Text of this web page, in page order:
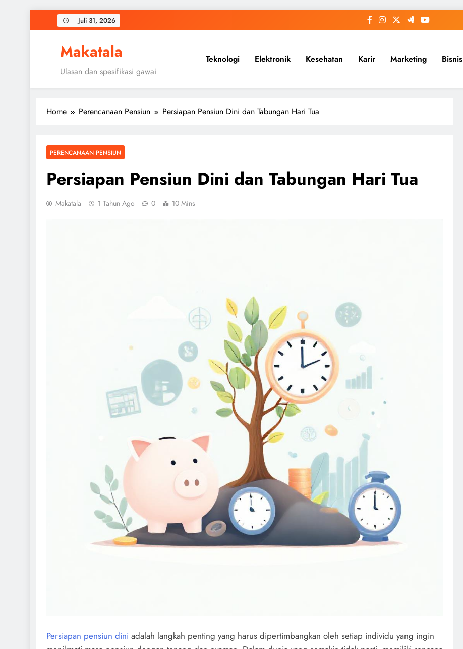
to
Juli 31, 2026
Makatala
Ulasan dan spesifikasi gawai
Teknologi Elektronik Kesehatan Karir Marketing Bisnis
Home Perencanaan Pensiun Persiapan Pensiun Dini dan Tabungan Hari Tua
PERENCANAAN PENSIUN
Persiapan Pensiun Dini dan Tabungan Hari Tua
Makatala 1 Tahun Ago 0 10 Mins
Persiapan pensiun dini adalah langkah penting yang harus dipertimbangkan oleh setiap individu yang ingin